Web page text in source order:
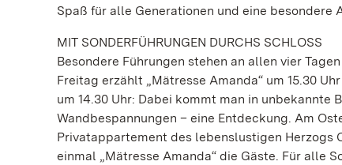
Spaß für alle Generationen und eine besondere
MIT SONDERFÜHRUNGEN DURCHS SCHLOSS
Besondere Führungen stehen an allen vier
Freitag erzählt „Mätresse Amanda“ um 15.30
um 14.30 Uhr: Dabei kommt man in
Wandbespannungen – eine Entdeckung. Am
Privatappartement des lebenslustigen Herzogs
einmal „Mätresse Amanda“ die Gäste. Für alle